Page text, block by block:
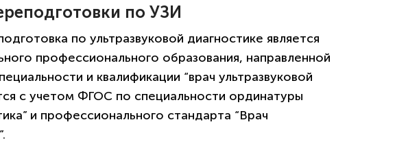
по УЗИ
по ультразвуковой диагностике является
профессионального образования, направленной
и квалификации “врач ультразвуковой
с учетом ФГОС по специальности ординатуры
и профессионального стандарта “Врач